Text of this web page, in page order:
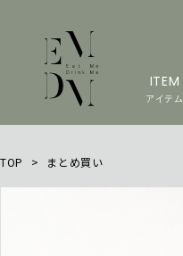
ITEM
アイテム
TOP > まとめ買い